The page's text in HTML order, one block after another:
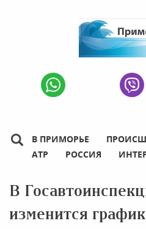
В ПРИМОРЬЕ
АТР
РОССИЯ
В
изменится